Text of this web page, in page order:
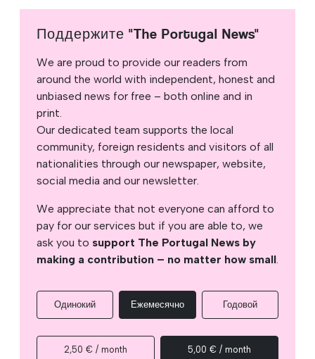
Поддержите "The Portugal News"
We are proud to provide our readers from
around the world with independent, honest and
unbiased news for free – both online and in
print.
Our dedicated team supports the local
community, foreign residents and visitors of all
nationalities through our newspaper, website,
social media and our newsletter.
We appreciate that not everyone can afford to
pay for our services but if you are able to, we
ask you to support The Portugal News by
making a contribution – no matter how small.
Одинокий Ежемесячно Годовой
2,50 € / month 5,00 € / month